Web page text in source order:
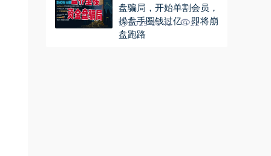
盘骗局，开始单割会员，
操盘手圈钱过亿，即将崩
盘跑路
2025-09-10 22